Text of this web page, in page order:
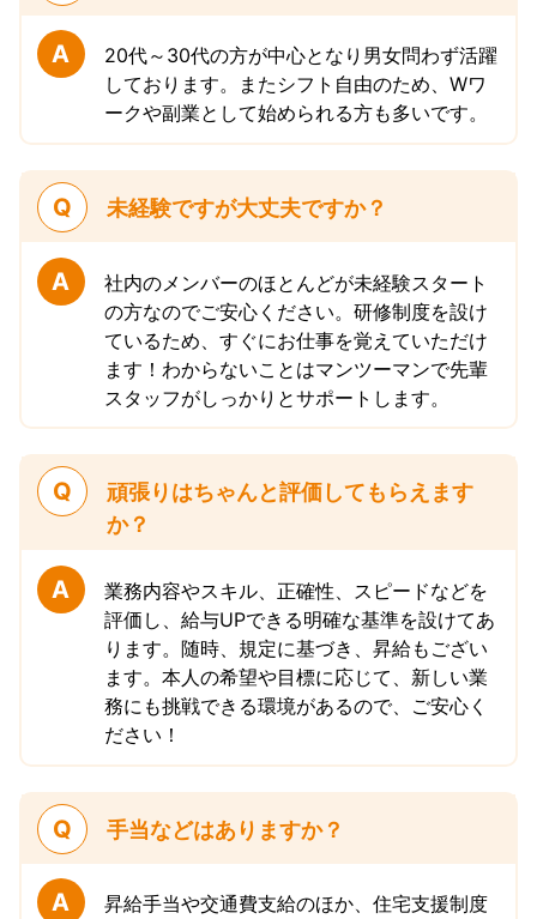
A
20代～30代の方が中心となり男女問わず活躍
しております。またシフト自由のため、Wワ
ークや副業として始められる方も多いです。
Q 未経験ですが大丈夫ですか？
A
社内のメンバーのほとんどが未経験スタート
の方なのでご安心ください。研修制度を設け
ているため、すぐにお仕事を覚えていただけ
ます！わからないことはマンツーマンで先輩
スタッフがしっかりとサポートします。
Q
頑張りはちゃんと評価してもらえます
か？
A
業務内容やスキル、正確性、スピードなどを
評価し、給与UPできる明確な基準を設けてあ
ります。随時、規定に基づき、昇給もござい
ます。本人の希望や目標に応じて、新しい業
務にも挑戦できる環境があるので、ご安心く
ださい！
Q 手当などはありますか？
A
昇給手当や交通費支給のほか、住宅支援制度